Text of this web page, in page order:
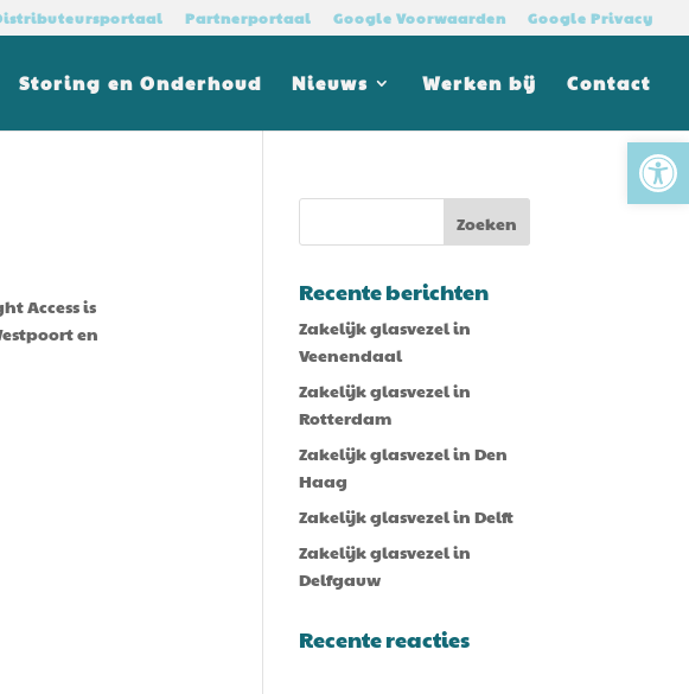
Partnerportaal Google Voorwaarden Google Privacy
Storing en Onderhoud Nieuws Werken bij Contact
Access is
en
Recente berichten
Zakelijk glasvezel in
Veenendaal
Zakelijk glasvezel in
Rotterdam
Zakelijk glasvezel in Den
Haag
Zakelijk glasvezel in Delft
Zakelijk glasvezel in
Delfgauw
Recente reacties